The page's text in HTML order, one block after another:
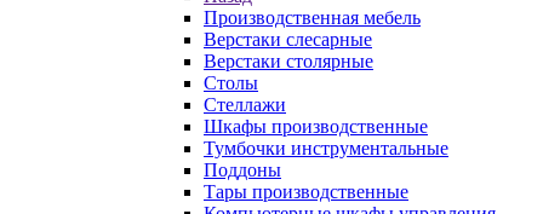
Производственная мебель
Верстаки слесарные
Верстаки столярные
Столы
Стеллажи
Шкафы производственные
Тумбочки инструментальные
Поддоны
Тары производственные